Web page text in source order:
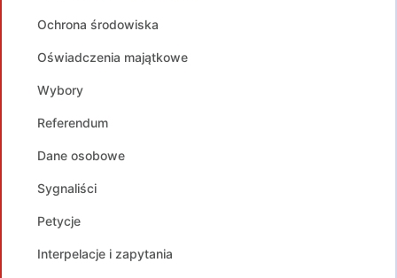
Ochrona środowiska
Oświadczenia majątkowe
Wybory
Referendum
Dane osobowe
Sygnaliści
Petycje
Interpelacje i zapytania